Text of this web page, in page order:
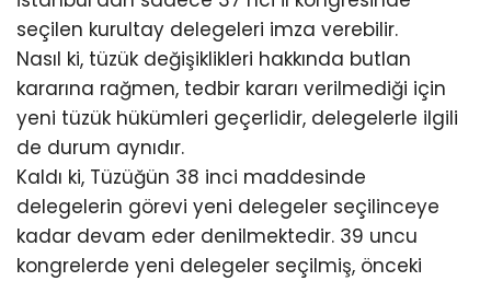
seçilen kurultay delegeleri imza verebilir.
Nasıl ki, tüzük değişiklikleri hakkında butlan
kararına rağmen, tedbir kararı verilmediği için
yeni tüzük hükümleri geçerlidir, delegelerle ilgili
de durum aynıdır.
Kaldı ki, Tüzüğün 38 inci maddesinde
delegelerin görevi yeni delegeler seçilinceye
kadar devam eder denilmektedir. 39 uncu
kongrelerde yeni delegeler seçilmiş, önceki